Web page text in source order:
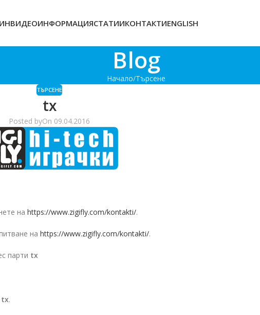
ВИДЕОИНФОРМАЦИЯСТАТИИКОНТАКТИENGLISH
Blog
Начало Търсене
ТЪРСЕНЕ
tx
Posted byOn 09.04.2016
на https://www.zigifly.com/kontakti/.
на https://www.zigifly.com/kontakti/.
парти tx
tx.